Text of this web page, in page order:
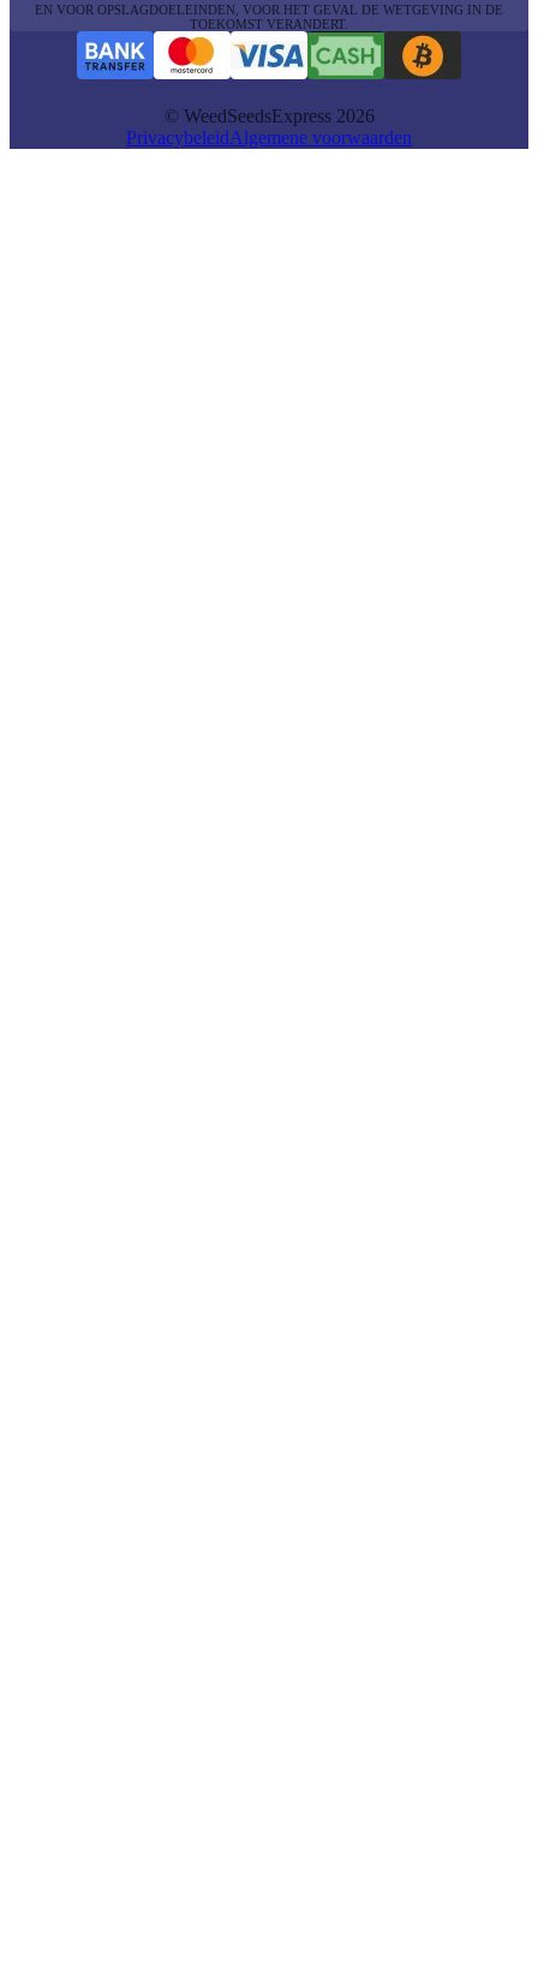
EN VOOR OPSLAGDOELEINDEN, VOOR HET GEVAL DE WETGEVING IN DE
TOEKOMST VERANDERT.
© WeedSeedsExpress 2026
PrivacybeleidAlgemene voorwaarden